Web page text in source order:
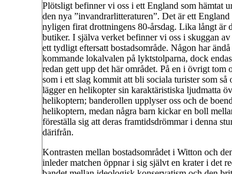
Plötsligt befinner vi oss i ett England som hämtat
den nya ”invandrarlitteraturen”. Det är ett
nyligen firat drottningens 80-årsdag. Lika långt
butiker. I själva verket befinner vi oss i skuggan
ett tydligt eftersatt bostadsområde. Någon har
kommande lokalvalen på lyktstolparna, dock
redan gett upp det här området. På en i övrigt tom
som i ett slag kommit att bli sociala turister som
lägger en helikopter sin karaktäristiska ljudmatta
helikoptern; banderollen upplyser oss och de
helikoptern, medan några barn kickar en boll
föreställa sig att deras framtidsdrömmar i denna
därifrån.
Kontrasten mellan bostadsområdet i Witton och
inleder matchen öppnar i sig självt en krater i det